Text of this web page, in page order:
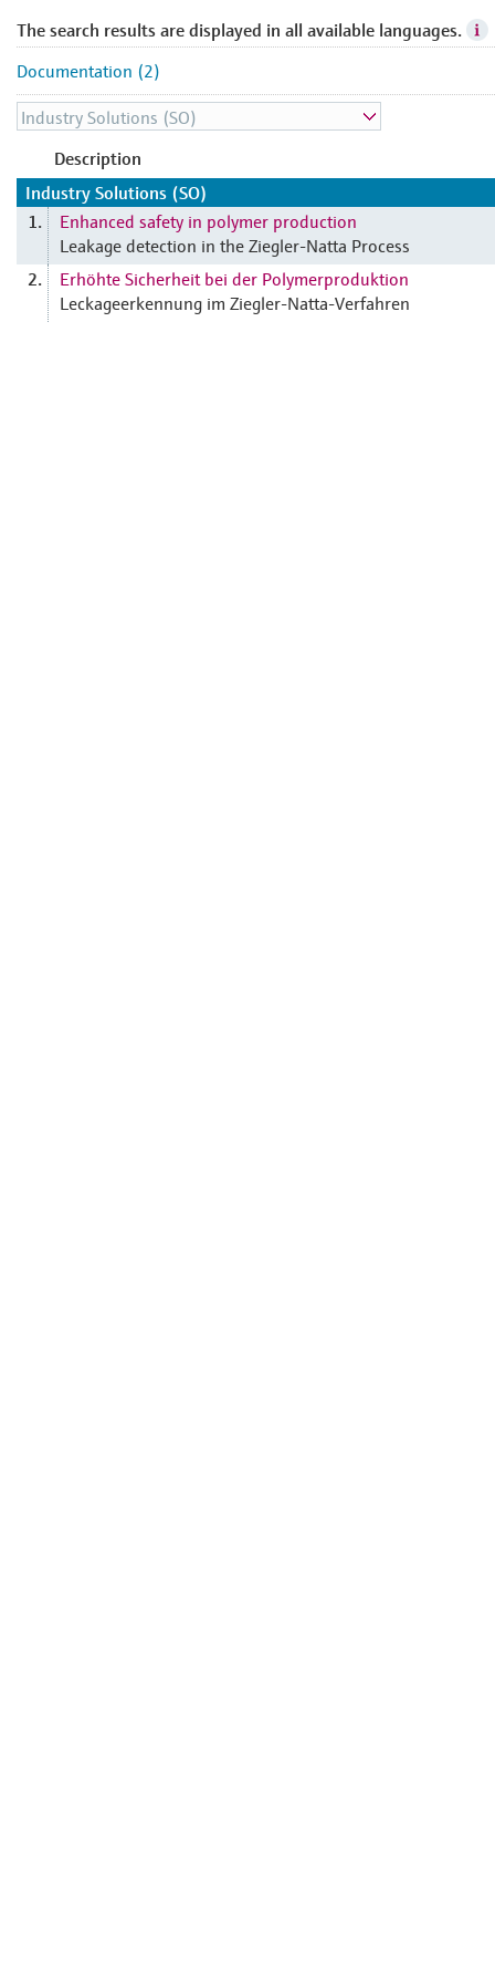
The search results are displayed in all available languages.
Documentation (2)
Description
Industry Solutions (SO)
1.
Enhanced safety in polymer production
Leakage detection in the Ziegler-Natta Process
2.
Erhöhte Sicherheit bei der Polymerproduktion
Leckageerkennung im Ziegler-Natta-Verfahren